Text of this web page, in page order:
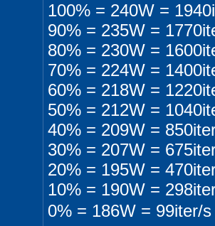
100% = 240W =
90% = 235W =
80% = 230W =
70% = 224W =
60% = 218W =
50% = 212W =
40% = 209W =
30% = 207W =
20% = 195W =
10% = 190W =
0% = 186W = 99iter/